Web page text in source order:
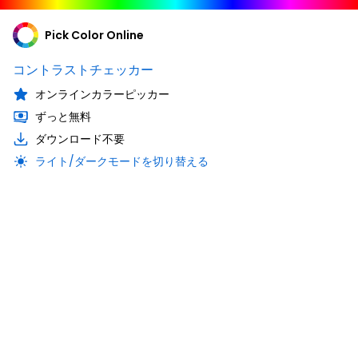
Pick Color Online
コントラストチェッカー
オンラインカラーピッカー
ずっと無料
ダウンロード不要
ライト/ダークモードを切り替える